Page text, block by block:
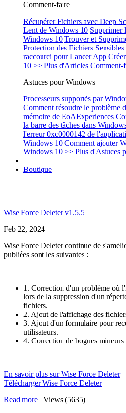
Comment-faire
Récupérer Fichiers avec Deep
Lent de Windows 10 Supprimer
Windows 10 Trouver et
Protection des Fichiers Sensibles
raccourci pour Lancer App
10 >> Plus d'Articles Comment-
Astuces pour Windows
Processeurs supportés par
Comment résoudre le problème
mémoire de EoAExperiences
la barre des tâches dans
l'erreur 0xc0000142 de
Windows 10 Comment ajouter
Windows 10 >> Plus d'Astuces
Boutique
Wise Force Deleter v1.5.5
Feb 22, 2024
Wise Force Deleter continue de
publiées sont les suivantes :
1. Correction d'un problème où
lors de la suppression d'un
fichiers.
2. Ajout de l'affichage des
3. Ajout d'un formulaire pour
utilisateurs.
4. Correction de bogues mineurs
En savoir plus sur Wise Force Deleter
Télécharger Wise Force Deleter
Read more | Views (5635)